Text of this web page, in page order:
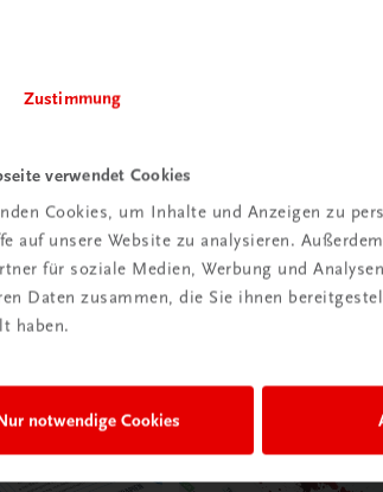
Zustimmung
verwendet Cookies
Cookies, um Inhalte und Anzeigen zu
auf unsere Website zu analysieren.
für soziale Medien, Werbung und
Daten zusammen, die Sie ihnen
haben.
notwendige Cookies